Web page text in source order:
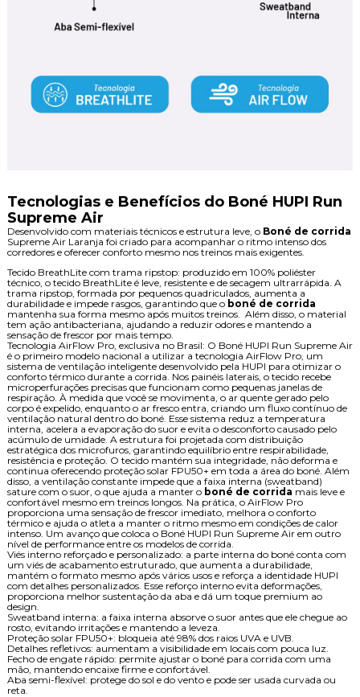
Tecnologias e Benefícios do Boné HUPI Run
Supreme Air
Desenvolvido com materiais técnicos e estrutura leve, o Boné de corrida
Supreme Air Laranja foi criado para acompanhar o ritmo intenso dos
corredores e oferecer conforto mesmo nos treinos mais exigentes.
Tecido BreathLite com trama ripstop: produzido em 100% poliéster
técnico, o tecido BreathLite é leve, resistente e de secagem ultrarrápida. A
trama ripstop, formada por pequenos quadriculados, aumenta a
durabilidade e impede rasgos, garantindo que o boné de corrida
mantenha sua forma mesmo após muitos treinos. Além disso, o material
tem ação antibacteriana, ajudando a reduzir odores e mantendo a
sensação de frescor por mais tempo.
Tecnologia AirFlow Pro, exclusiva no Brasil: O Boné HUPI Run Supreme Air
é o primeiro modelo nacional a utilizar a tecnologia AirFlow Pro, um
sistema de ventilação inteligente desenvolvido pela HUPI para otimizar o
conforto térmico durante a corrida. Nos painéis laterais, o tecido recebe
microperfurações precisas que funcionam como pequenas janelas de
respiração. À medida que você se movimenta, o ar quente gerado pelo
corpo é expelido, enquanto o ar fresco entra, criando um fluxo contínuo de
ventilação natural dentro do boné. Esse sistema reduz a temperatura
interna, acelera a evaporação do suor e evita o desconforto causado pelo
acúmulo de umidade. A estrutura foi projetada com distribuição
estratégica dos microfuros, garantindo equilíbrio entre respirabilidade,
resistência e proteção. O tecido mantém sua integridade, não deforma e
continua oferecendo proteção solar FPU50+ em toda a área do boné. Além
disso, a ventilação constante impede que a faixa interna (sweatband)
sature com o suor, o que ajuda a manter o boné de corrida mais leve e
confortável mesmo em treinos longos. Na prática, o AirFlow Pro
proporciona uma sensação de frescor imediato, melhora o conforto
térmico e ajuda o atleta a manter o ritmo mesmo em condições de calor
intenso. Um avanço que coloca o Boné HUPI Run Supreme Air em outro
nível de performance entre os modelos de corrida.
Viés interno reforçado e personalizado: a parte interna do boné conta com
um viés de acabamento estruturado, que aumenta a durabilidade,
mantém o formato mesmo após vários usos e reforça a identidade HUPI
com detalhes personalizados. Esse reforço interno evita deformações,
proporciona melhor sustentação da aba e dá um toque premium ao
design.
Sweatband interna: a faixa interna absorve o suor antes que ele chegue ao
rosto, evitando irritações e mantendo a leveza.
Proteção solar FPU50+: bloqueia até 98% dos raios UVA e UVB.
Detalhes refletivos: aumentam a visibilidade em locais com pouca luz.
Fecho de engate rápido: permite ajustar o boné para corrida com uma
mão, mantendo encaixe firme e confortável.
Aba semi-flexível: protege do sol e do vento e pode ser usada curvada ou
reta.